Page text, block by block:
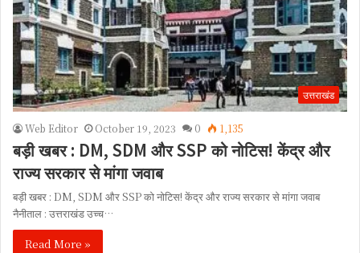
उत्तराखंड
Web Editor October 19, 2023 0 1,135
बड़ी खबर : DM, SDM और SSP को नोटिस! केंद्र और
राज्य सरकार से मांगा जवाब
बड़ी खबर : DM, SDM और SSP को नोटिस! केंद्र और राज्य सरकार से मांगा जवाब
नैनीताल : उत्तराखंड उच्च…
Read More »